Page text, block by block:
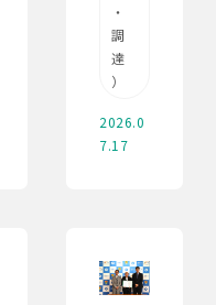
・
調
達
）
2026.0
7.17